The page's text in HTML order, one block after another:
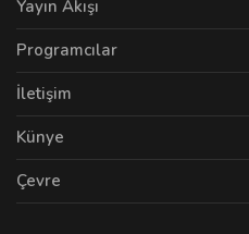
Yayın Akışı
Programcılar
İletişim
Künye
Çevre